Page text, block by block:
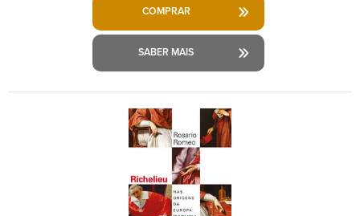
COMPRAR
SABER MAIS